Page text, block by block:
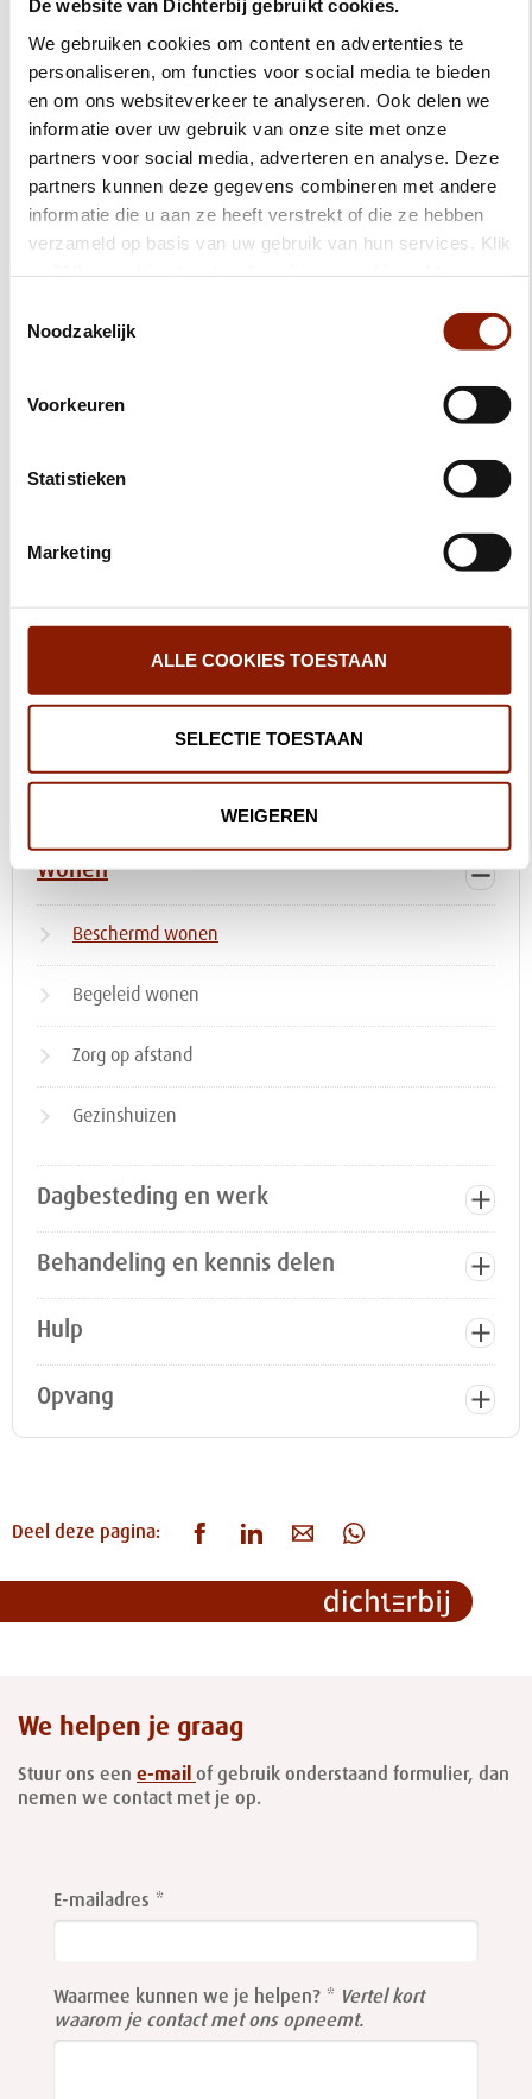
De website van Dichterbij gebruikt cookies.
We gebruiken cookies om content en advertenties te
personaliseren, om functies voor social media te bieden
en om ons websiteverkeer te analyseren. Ook delen we
informatie over uw gebruik van onze site met onze
partners voor social media, adverteren en analyse. Deze
partners kunnen deze gegevens combineren met andere
informatie die u aan ze heeft verstrekt of die ze hebben
verzameld op basis van uw gebruik van hun services. Klik
onzeprivacypagina
cookies en via de cookie-instellingen button linksonder op
onze website kan je je toestemming op elk moment
wijzigen.
Noodzakelijk
Voorkeuren
Statistieken
Marketing
ALLE COOKIES TOESTAAN
SELECTIE TOESTAAN
WEIGEREN
Wonen
Beschermd wonen
Begeleid wonen
Zorg op afstand
Gezinshuizen
Dagbesteding en werk
Behandeling en kennis delen
Hulp
Opvang
Kunnen we je helpen?
lekker bezig zijn. We kijken samen wat bij jou past en bieden
verschillende mogelijkheden.
we regelmatig hoe jij het wonen bij Dichterbij ervaart. Ben je
Lees hier hun verhalen
Deel deze pagina:
We helpen je graag
Stuur ons een e-mail of gebruik onderstaand formulier, dan
nemen we contact met je op.
this
field
E-mailadres
Waarmee kunnen we je helpen?
Vertel kort
waarom je contact met ons opneemt.